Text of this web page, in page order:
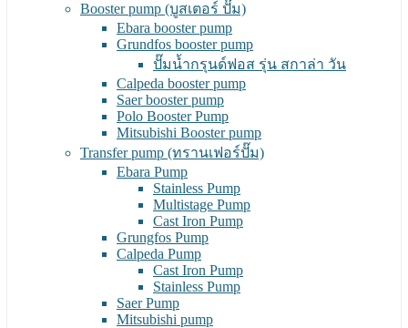
Booster pump (บูสเตอร์ ปั๊ม)
Ebara booster pump
Grundfos booster pump
ปั๊มน้ำกรุนด์ฟอส รุ่น สกาล่า วัน
Calpeda booster pump
Saer booster pump
Polo Booster Pump
Mitsubishi Booster pump
Transfer pump (ทรานเฟอร์ปั๊ม)
Ebara Pump
Stainless Pump
Multistage Pump
Cast Iron Pump
Grungfos Pump
Calpeda Pump
Cast Iron Pump
Stainless Pump
Saer Pump
Mitsubishi pump